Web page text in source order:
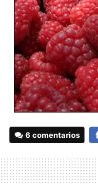
6 comentarios